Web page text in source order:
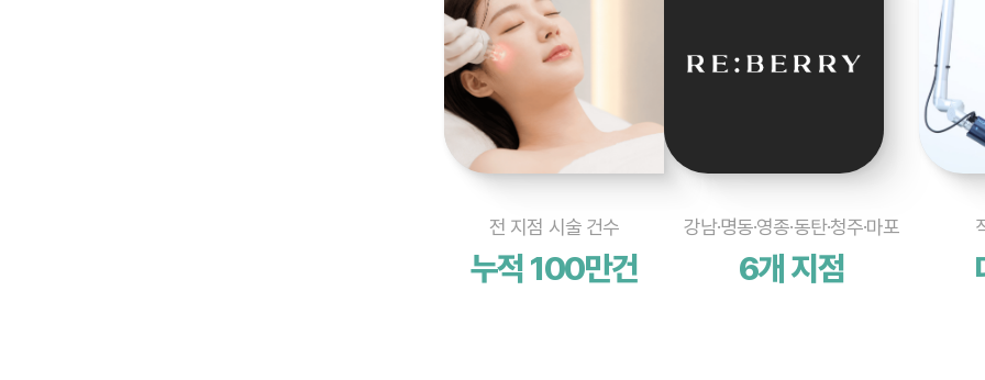
전 지점 시술 건수
누적 100만건
강남·명동·영종·동탄·청주·마포
6개 지점